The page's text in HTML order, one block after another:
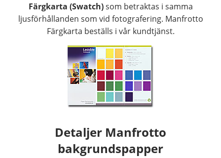
Färgkarta (Swatch)som betraktas i samma
ljusförhållanden som vid fotografering. Manfrotto
Färgkarta beställs i vår kundtjänst.
Detaljer Manfrotto
bakgrundspapper